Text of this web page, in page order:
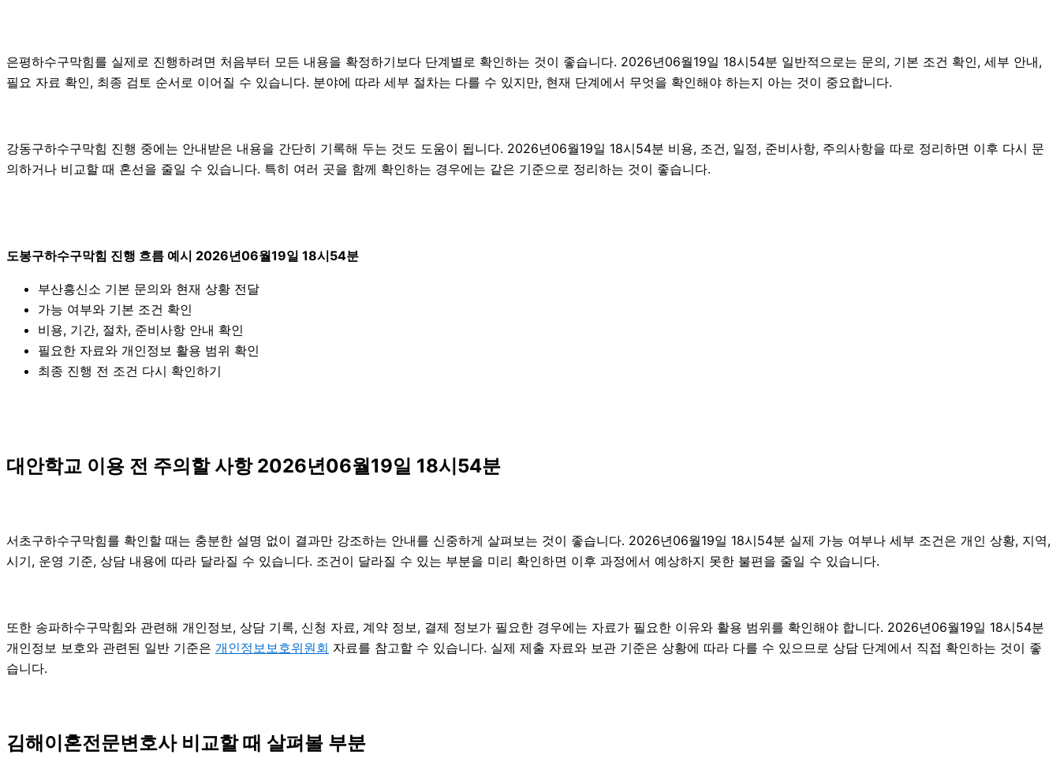
은평하수구막힘를 실제로 진행하려면 처음부터 모든 내용을 확정하기보다 단계별로 확인하는 것이 좋습니다. 2026년06월19일 18시54분 일반적으로는 문의, 기본 조건 확인, 세부 안내,
필요 자료 확인, 최종 검토 순서로 이어질 수 있습니다. 분야에 따라 세부 절차는 다를 수 있지만, 현재 단계에서 무엇을 확인해야 하는지 아는 것이 중요합니다.
강동구하수구막힘 진행 중에는 안내받은 내용을 간단히 기록해 두는 것도 도움이 됩니다. 2026년06월19일 18시54분 비용, 조건, 일정, 준비사항, 주의사항을 따로 정리하면 이후 다시 문
의하거나 비교할 때 혼선을 줄일 수 있습니다. 특히 여러 곳을 함께 확인하는 경우에는 같은 기준으로 정리하는 것이 좋습니다.
도봉구하수구막힘 진행 흐름 예시 2026년06월19일 18시54분
부산흥신소 기본 문의와 현재 상황 전달
가능 여부와 기본 조건 확인
비용, 기간, 절차, 준비사항 안내 확인
필요한 자료와 개인정보 활용 범위 확인
최종 진행 전 조건 다시 확인하기
대안학교 이용 전 주의할 사항 2026년06월19일 18시54분
서초구하수구막힘를 확인할 때는 충분한 설명 없이 결과만 강조하는 안내를 신중하게 살펴보는 것이 좋습니다. 2026년06월19일 18시54분 실제 가능 여부나 세부 조건은 개인 상황, 지역,
시기, 운영 기준, 상담 내용에 따라 달라질 수 있습니다. 조건이 달라질 수 있는 부분을 미리 확인하면 이후 과정에서 예상하지 못한 불편을 줄일 수 있습니다.
또한 송파하수구막힘와 관련해 개인정보, 상담 기록, 신청 자료, 계약 정보, 결제 정보가 필요한 경우에는 자료가 필요한 이유와 활용 범위를 확인해야 합니다. 2026년06월19일 18시54분
개인정보 보호와 관련된 일반 기준은 개인정보보호위원회 자료를 참고할 수 있습니다. 실제 제출 자료와 보관 기준은 상황에 따라 다를 수 있으므로 상담 단계에서 직접 확인하는 것이 좋
습니다.
김해이혼전문변호사 비교할 때 살펴볼 부분